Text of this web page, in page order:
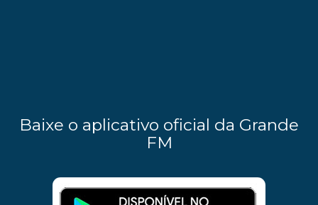
Baixe o aplicativo oficial da Grande
FM